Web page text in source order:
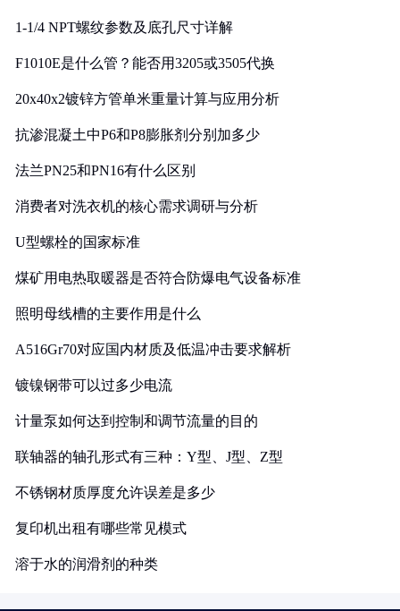
1-1/4 NPT螺纹参数及底孔尺寸详解
F1010E是什么管？能否用3205或3505代换
20x40x2镀锌方管单米重量计算与应用分析
抗渗混凝土中P6和P8膨胀剂分别加多少
法兰PN25和PN16有什么区别
消费者对洗衣机的核心需求调研与分析
U型螺栓的国家标准
煤矿用电热取暖器是否符合防爆电气设备标准
照明母线槽的主要作用是什么
A516Gr70对应国内材质及低温冲击要求解析
镀镍钢带可以过多少电流
计量泵如何达到控制和调节流量的目的
联轴器的轴孔形式有三种：Y型、J型、Z型
不锈钢材质厚度允许误差是多少
复印机出租有哪些常见模式
溶于水的润滑剂的种类